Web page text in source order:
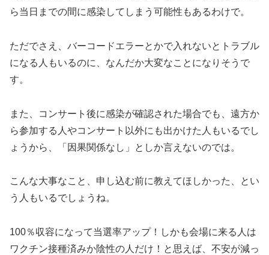
ら当日までの間に感染してしまう可能性もあるわけで。
ただでさえ、バーコードエラーとかで入れないとトラブル
になる人もいるのに、なんだか大変なことになりそうで
す。
また、コンサート後に感染が確認された場合でも、遠方か
ら参加する人やコンサート以外にも出かけた人もいるでし
ょうから、「因果関係なし」としか言えないのでは。
こんな大事なこと、申し込む前に教えてほしかった、とい
う人もいるでしょうね。
100％収容になって当選率アップ！しかも会場に来る人は
ワクチン接種済みか陰性の人だけ！と思えば、不安が減っ